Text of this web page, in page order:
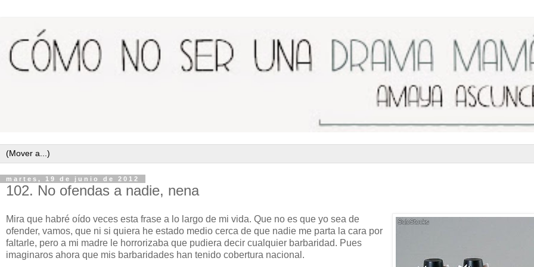
martes, 19 de junio de 2012
102. No ofendas a nadie, nena
Mira que habré oído veces esta frase a lo largo de mi vida. Que no es que yo sea de
ofender, vamos, que ni si quiera he estado medio cerca de que nadie me parta la cara por
faltarle, pero a mi madre le horrorizaba que pudiera decir cualquier barbaridad. Pues
imaginaros ahora que mis barbaridades han tenido cobertura nacional.